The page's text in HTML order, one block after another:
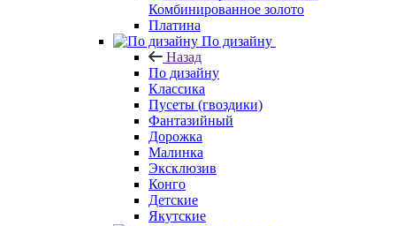
Комбинированное золото
Платина
По дизайну
Назад
По дизайну
Классика
Пусеты (гвоздики)
Фантазийный
Дорожка
Малинка
Эксклюзив
Конго
Детские
Якутские